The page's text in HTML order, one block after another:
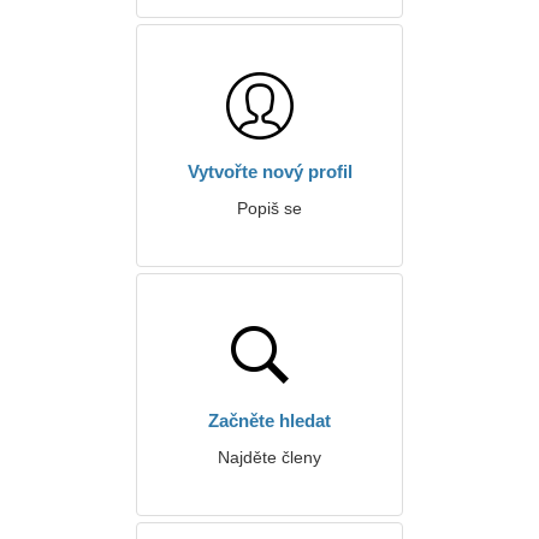
Vytvořte nový profil
Popiš se
Začněte hledat
Najděte členy